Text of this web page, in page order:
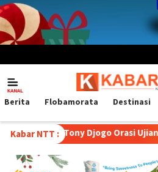
Mobile
Berita Flobamorata Destinasi
Kabar NTT :
Djogo Orasi Ujian Promosi Doktor